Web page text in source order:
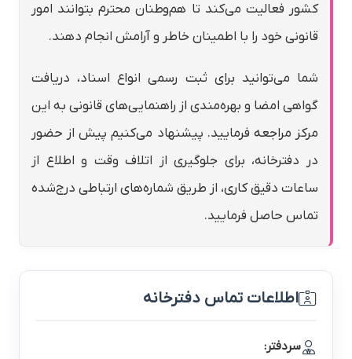
کشور فعالیت می‌کند تا هم‌وطنان محترم بتوانند امور
قانونی خود را با اطمینان خاطر و آرامش انجام دهند.
شما می‌توانید برای ثبت رسمی انواع اسناد، دریافت
گواهی امضا و بهره‌مندی از راهنمایی‌های قانونی به این
مرکز مراجعه فرمایید. پیشنهاد می‌کنیم پیش از حضور
در دفترخانه، برای جلوگیری از اتلاف وقت و اطلاع از
ساعات دقیق کاری، از طریق شماره‌های ارتباطی درج‌شده
تماس حاصل فرمایید.
اطلاعات تماس دفترخانه
سردفتر: